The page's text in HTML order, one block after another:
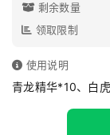
剩余数量
领取限制
使用说明
青龙精华*10、白